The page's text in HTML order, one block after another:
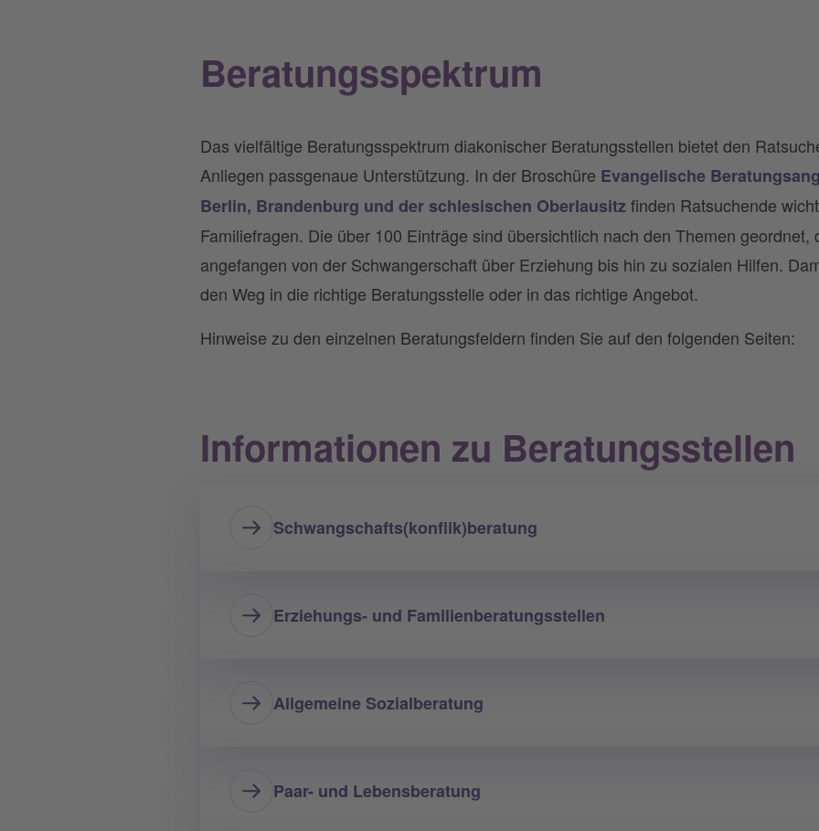
Beratungsspektrum
Das vielfältige Beratungsspektrum diakonischer Beratungsstellen bietet den
Anliegen passgenaue Unterstützung. In der Broschüre Evangelische
Berlin, Brandenburg und der schlesischen Oberlausitzfinden Ratsuchende
Familiefragen. Die über 100 Einträge sind übersichtlich nach den Themen geordnet,
angefangen von der Schwangerschaft über Erziehung bis hin zu sozialen Hilfen.
den Weg in die richtige Beratungsstelle oder in das richtige Angebot.
Hinweise zu den einzelnen Beratungsfeldern finden Sie auf den folgenden Seiten:
Informationen zu Beratungsstellen
Schwangschafts(konflik)beratung
Erziehungs- und Familienberatungsstellen
Allgemeine Sozialberatung
Paar- und Lebensberatung